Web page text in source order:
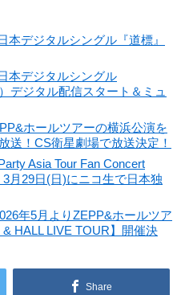
デジタルシングル『道標』
本デジタルシングル
デジタル配信スタート＆ミュ
ホールツアーの横浜公演を
送！CS衛星劇場で放送決定！
Asia Tour Fan Concert
月29日(日)にニコ生で日本独
年5月よりZEPP&ホールツア
HALL LIVE TOUR】開催決
Share